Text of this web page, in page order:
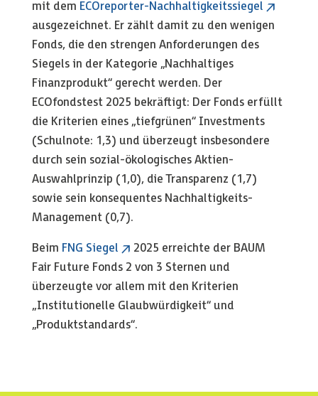
mit dem ECOreporter-Nachhaltigkeitssiegel
ausgezeichnet. Er zählt damit zu den wenigen
Fonds, die den strengen Anforderungen des
Siegels in der Kategorie „Nachhaltiges
Finanzprodukt“ gerecht werden. Der
ECOfondstest 2025 bekräftigt: Der Fonds erfüllt
die Kriterien eines „tiefgrünen“ Investments
(Schulnote: 1,3) und überzeugt insbesondere
durch sein sozial-ökologisches Aktien-
Auswahlprinzip (1,0), die Transparenz (1,7)
sowie sein konsequentes Nachhaltigkeits-
Management (0,7).
Beim FNG Siegel
2025 erreichte der BAUM
Fair Future Fonds 2 von 3 Sternen und
überzeugte vor allem mit den Kriterien
„Institutionelle Glaubwürdigkeit“ und
„Produktstandards“.